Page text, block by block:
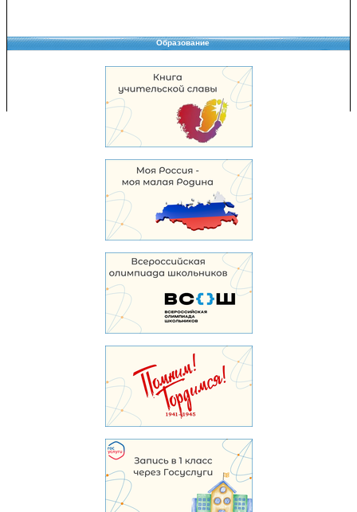
Образование
Copyright © 2008-2026 Управление образования
Перепечатка и использование материалов возможны только с разрешения
Управления образования.
103,945,487 уникальных посетителей